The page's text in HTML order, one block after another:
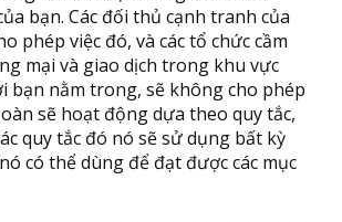
bạn. Các đối thủ cạnh tranh của
phép việc đó, và các tổ chức cầm
mại và giao dịch trong khu vực
bạn nằm trong, sẽ không cho phép
sẽ hoạt động dựa theo quy tắc,
quy tắc đó nó sẽ sử dụng bất kỳ
có thể dùng để đạt được các mục